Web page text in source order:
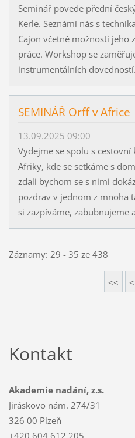
Seminář povede přední
Kerle. Seznámí nás s
Cajon včetně možností jeho
práce. Workshop se
instrumentálních
SEMINÁŘ Orff v Africe
13.09.2025 09:00
Vydejme se spolu s cestovní
Afriky, kde se setkáme s
zdali bychom se s nimi
pozdrav v jednom z mnoha
si zazpíváme, zabubnujeme
Záznamy: 29 - 35 ze 438
<< <
Kontakt
Akademie nadání, z.s.
Jiráskovo nám. 274/31
326 00 Plzeň